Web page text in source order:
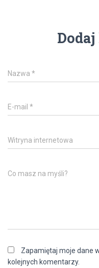
Nazwa *
E-mail *
Witryna internetowa
Co masz na myśli?
Zapamiętaj moje dane
kolejnych komentarzy.